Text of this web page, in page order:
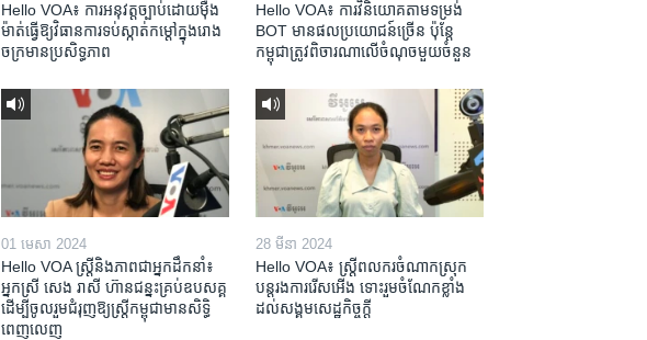
Hello VOA៖ ការអនុវត្ត​ច្បាប់​ដោយ​ម៉ឺង
ម៉ាត់​ធ្វើ​ឱ្យ​វិធានការ​ទប់ស្កាត់​កម្តៅ​ក្នុង​រោង
ចក្រ​មាន​ប្រសិទ្ធភាព​​
Hello VOA៖ ការ​វិនិយោគ​តាម​ទម្រង់ ​
BOT​ មាន​ផល​ប្រយោជន៍​ច្រើន ប៉ុន្តែ​
កម្ពុជា​ត្រូវ​ពិចារណា​លើ​ចំណុច​មួយ​ចំនួន
01 មេសា 2024
Hello VOA ស្ត្រីនិងភាពជាអ្នកដឹកនាំ៖
អ្នកស្រី សេង រាសី ហ៊ានជន្នះគ្រប់ឧបសគ្គ
ដើម្បីចូលរួមជំរុញឱ្យស្រ្តីកម្ពុជាមានសិទ្ធិ
ពេញលេញ
28 មីនា 2024
Hello VOA៖ ស្រ្តីពលករចំណាកស្រុក
បន្តរងការរើសអើង ទោះរួមចំណែកខ្លាំង
ដល់សង្គមសេដ្ឋកិច្ចក្តី